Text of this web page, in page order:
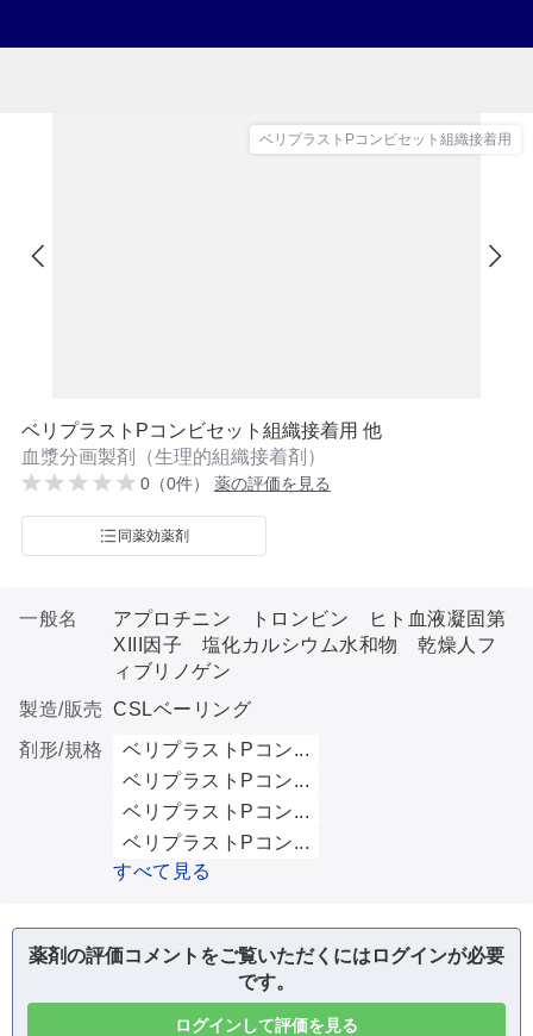
ベリプラストPコンビセット組織接着用
ベリプラストPコンビセット組織接着用 他
血漿分画製剤（生理的組織接着剤）
0（0件） 薬の評価を見る
同薬効薬剤
一般名
アプロチニン トロンビン ヒト血液凝固第
XIII因子 塩化カルシウム水和物 乾燥人フ
ィブリノゲン
製造/販売 CSLベーリング
剤形/規格
ベリプラストPコン...
ベリプラストPコン...
ベリプラストPコン...
ベリプラストPコン...
すべて見る
薬剤の評価コメントをご覧いただくにはログインが必要
です。
ログインして評価を見る